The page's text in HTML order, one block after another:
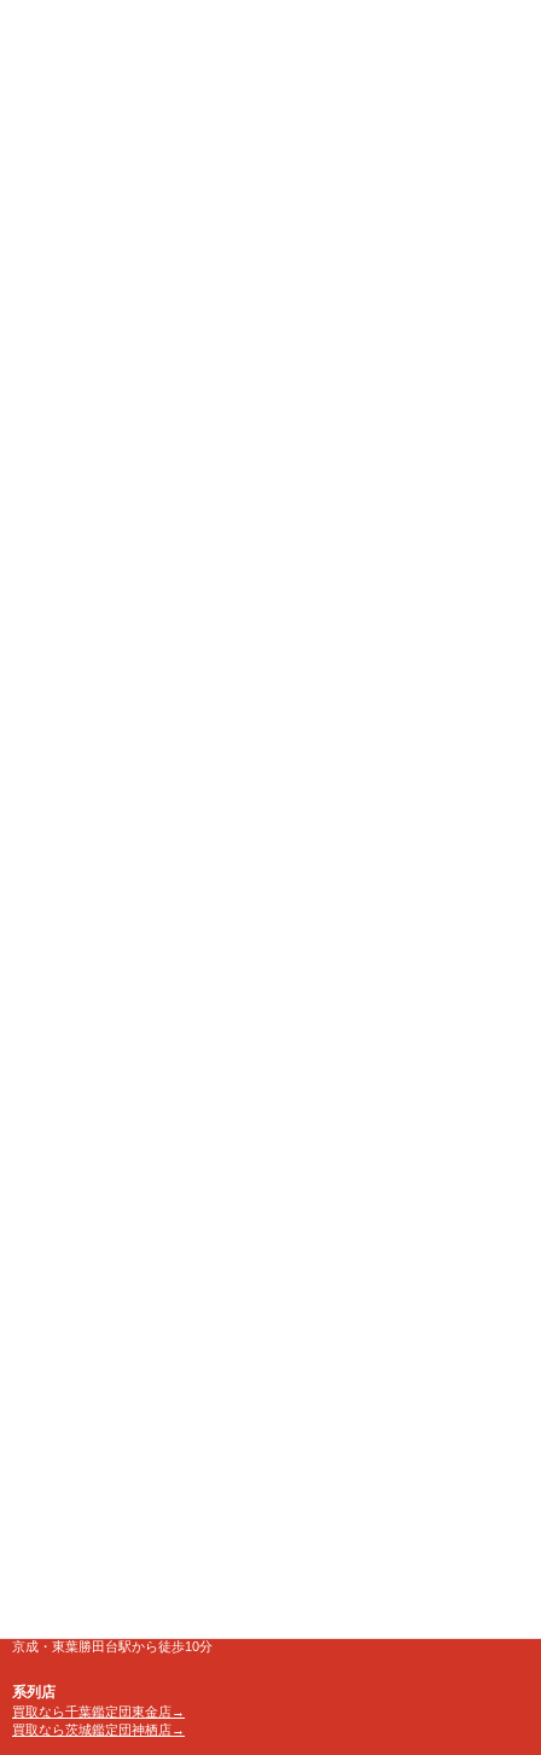
京成・東葉勝田台駅から徒歩10分
系列店
買取なら千葉鑑定団東金店→
買取なら茨城鑑定団神栖店→